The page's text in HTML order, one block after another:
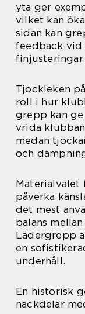
yta ger
vilket kan
sidan kan
feedback
finjusteringar
Tjockleken
roll i hur
grepp kan
vrida
medan
och
Materialvalet
påverka
det mest
balans
Lädergrepp
en
underhåll.
En historisk
nackdelar